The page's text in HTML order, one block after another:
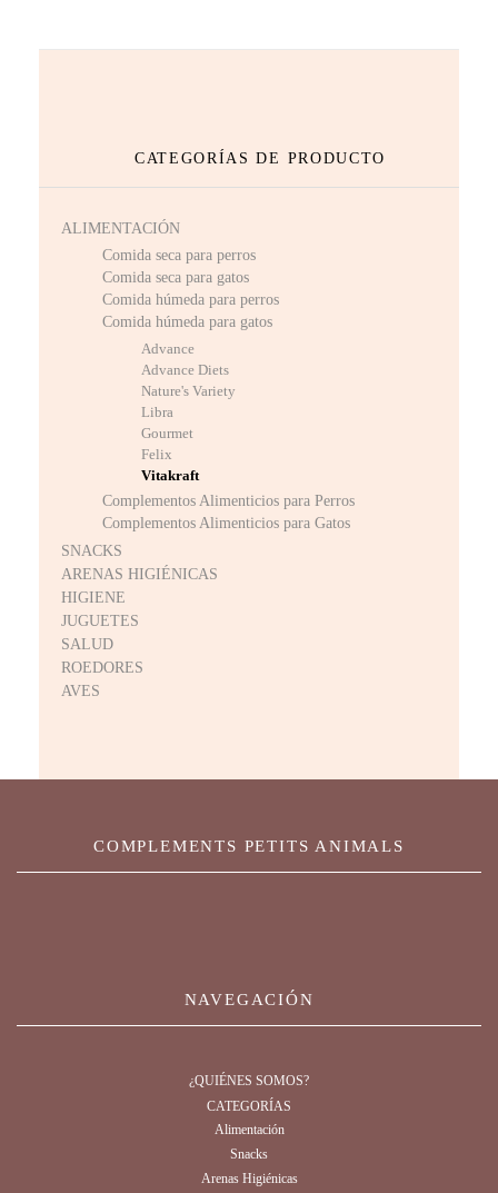
CATEGORÍAS DE PRODUCTO
ALIMENTACIÓN
Comida seca para perros
Comida seca para gatos
Comida húmeda para perros
Comida húmeda para gatos
Advance
Advance Diets
Nature's Variety
Libra
Gourmet
Felix
Vitakraft
Complementos Alimenticios para Perros
Complementos Alimenticios para Gatos
SNACKS
ARENAS HIGIÉNICAS
HIGIENE
JUGUETES
SALUD
ROEDORES
AVES
COMPLEMENTS PETITS ANIMALS
NAVEGACIÓN
¿QUIÉNES SOMOS?
CATEGORÍAS
Alimentación
Snacks
Arenas Higiénicas